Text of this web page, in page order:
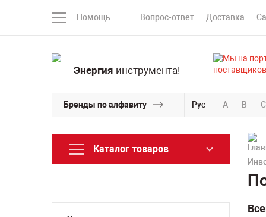
Помощь Вопрос-ответ Доставка
Энергия инструмента!
Бренды по алфавиту Рус A B C
Каталог товаров